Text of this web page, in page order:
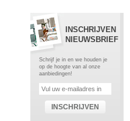
INSCHRIJVEN
NIEUWSBRIEF
Schrijf je in en we houden je
op de hoogte van al onze
aanbiedingen!
INSCHRIJVEN